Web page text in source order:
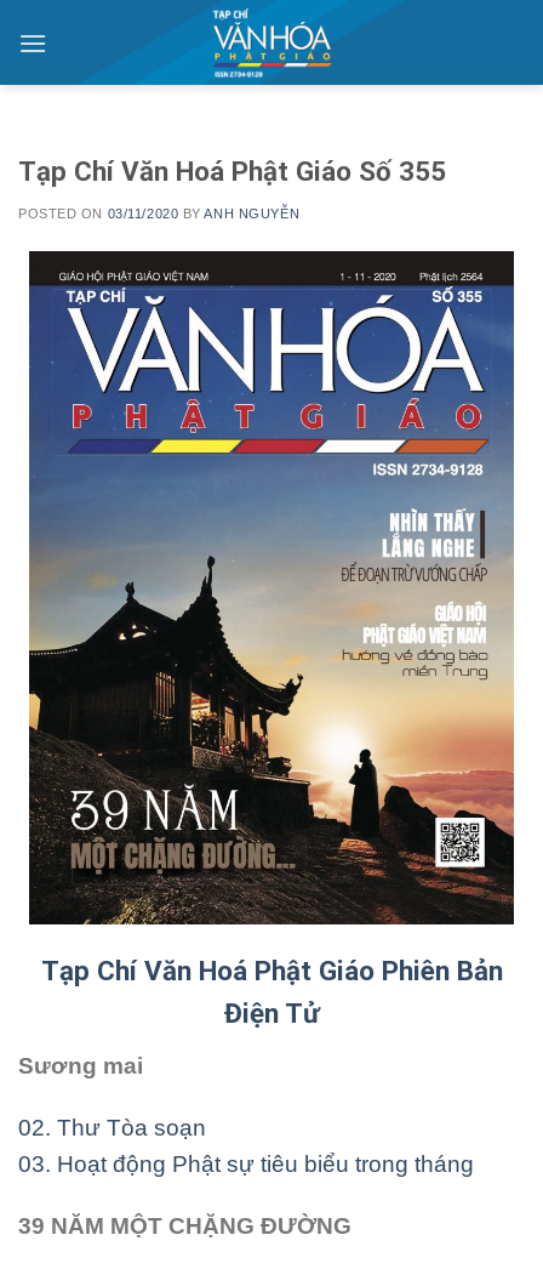
Tạp Chí Văn Hoá Phật Giáo Số 355
POSTED ON 03/11/2020 BYANH NGUYỄN
Tạp Chí Văn Hoá Phật Giáo Phiên Bản
Điện Tử
Sương mai
02. Thư Tòa soạn
03. Hoạt động Phật sự tiêu biểu trong tháng
39 NĂM MỘT CHẶNG ĐƯỜNG